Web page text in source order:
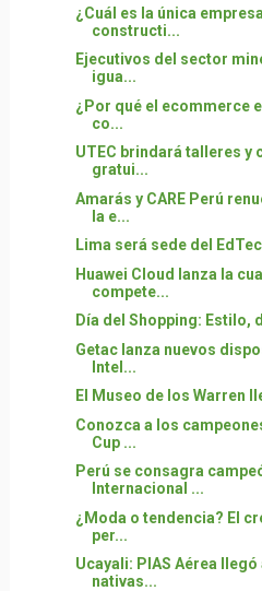
¿Cuál es la única
constructi...
Ejecutivos del sector
igua...
¿Por qué el ecommerce
co...
UTEC brindará talleres y
gratui...
Amarás y CARE Perú
la e...
Lima será sede del
Huawei Cloud lanza la
compete...
Día del Shopping: Estilo,
Getac lanza nuevos
Intel...
El Museo de los Warren
Conozca a los
Cup ...
Perú se consagra
Internacional ...
¿Moda o tendencia? El
per...
Ucayali: PIAS Aérea
nativas...